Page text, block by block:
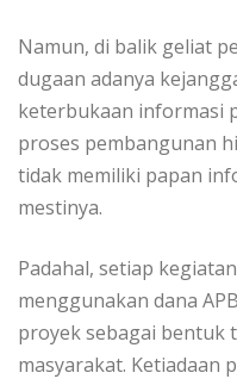
Namun, di balik geliat
dugaan adanya
keterbukaan informasi
proses pembangunan
tidak memiliki papan
mestinya.
Padahal, setiap
menggunakan dana
proyek sebagai bentuk
masyarakat. Ketiadaan